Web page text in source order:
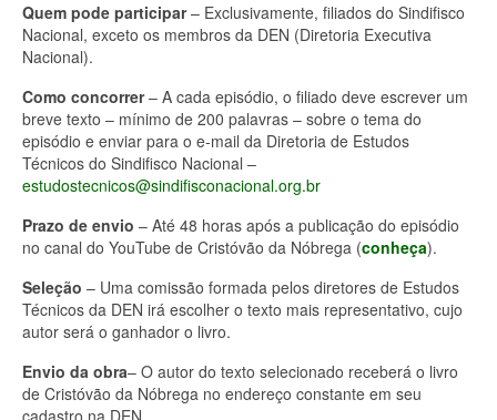
Quem pode participar– Exclusivamente, filiados do Sindifisco
Nacional, exceto os membros da DEN (Diretoria Executiva
Nacional).
Como concorrer– A cada episódio, o filiado deve escrever um
breve texto – mínimo de 200 palavras – sobre o tema do
episódio e enviar para o e-mail da Diretoria de Estudos
Técnicos do Sindifisco Nacional –
estudostecnicos@sindifisconacional.org.br
Prazo de envio – Até 48 horas após a publicação do episódio
no canal do YouTube de Cristóvão da Nóbrega (conheça).
Seleção – Uma comissão formada pelos diretores de Estudos
Técnicos da DEN irá escolher o texto mais representativo, cujo
autor será o ganhador o livro.
Envio da obra– O autor do texto selecionado receberá o livro
de Cristóvão da Nóbrega no endereço constante em seu